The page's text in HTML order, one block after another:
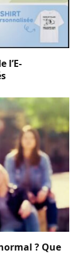
l’E-
? Que